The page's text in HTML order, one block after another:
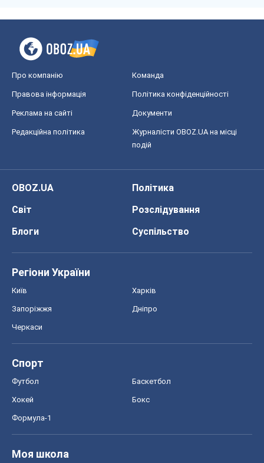
Про компанію Команда
Правова інформація Політика конфіденційності
Реклама на сайті Документи
Редакційна політика
Журналісти OBOZ.UA на місці
подій
OBOZ.UA
Політика
Світ
Розслідування
Блоги
Суспільство
Регіони України
Київ Харків
Запоріжжя Дніпро
Черкаси
Спорт
Футбол Баскетбол
Хокей Бокс
Формула-1
Моя школа